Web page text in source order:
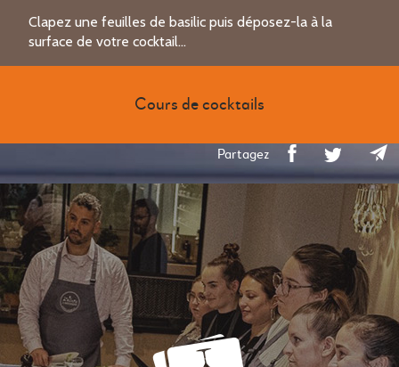
Clapez une feuilles de basilic puis déposez-la à la
surface de votre cocktail...
Cours de cocktails
Partagez